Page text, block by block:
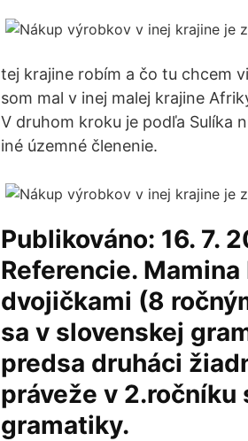
tej krajine robím a čo tu chcem
som mal v inej malej krajine
V druhom kroku je podľa Sulíka
iné územné členenie.
Publikováno: 16. 7.
Referencie.
dvojičkami (8
sa v slovenskej
predsa druháci
práveže v 2.ročníku
gramatiky.